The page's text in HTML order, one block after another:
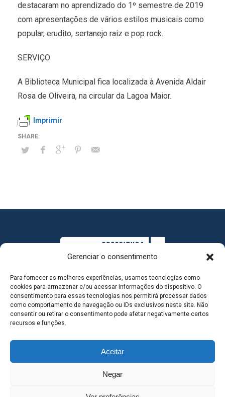
Gerenciar o consentimento
Para fornecer as melhores experiências, usamos tecnologias como
cookies para armazenar e/ou acessar informações do dispositivo. O
consentimento para essas tecnologias nos permitirá processar dados
como comportamento de navegação ou IDs exclusivos neste site. Não
consentir ou retirar o consentimento pode afetar negativamente certos
recursos e funções.
Aceitar
Negar
destacaram no aprendizado do 1º semestre de 2019
com apresentações de vários estilos musicais como
popular, erudito, sertanejo raiz e pop rock.
SERVIÇO
A Biblioteca Municipal fica localizada à Avenida Aldair
Rosa de Oliveira, na circular da Lagoa Maior.
Imprimir
MAPA DO SITE
SEDE DO ADMINISTRATIVO MUNICIPAL - Avenida